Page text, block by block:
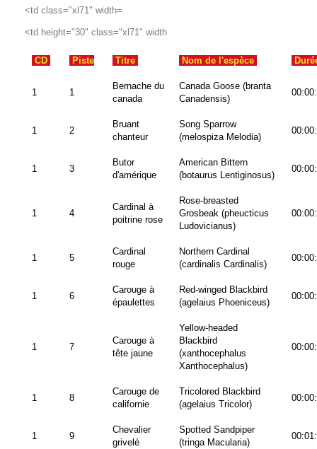
<td class="xl71" width=
<td height="30" class="xl71" width
CD Piste Titre Nom de l'espèce
1 1
Bernache du
canada
Canada Goose (branta
Canadensis)
1 2
Bruant
chanteur
Song Sparrow
(melospiza Melodia)
1 3
Butor
d'amérique
American Bittern
(botaurus Lentiginosus)
1 4
Cardinal à
poitrine rose
Rose-breasted
Grosbeak (pheucticus
Ludovicianus)
1 5
Cardinal
rouge
Northern Cardinal
(cardinalis Cardinalis)
1 6
Carouge à
épaulettes
Red-winged Blackbird
(agelaius Phoeniceus)
1 7
Carouge à
tête jaune
Yellow-headed
Blackbird
(xanthocephalus
Xanthocephalus)
1 8
Carouge de
californie
Tricolored Blackbird
(agelaius Tricolor)
1 9
Chevalier
grivelé
Spotted Sandpiper
(tringa Macularia)